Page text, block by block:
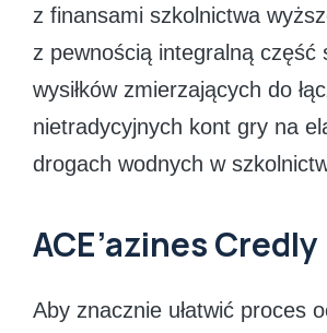
z finansami szkolnictwa
z pewnością integralną część
wysiłków zmierzających do
nietradycyjnych kont gry na
drogach wodnych w
ACE’azines Credly
Aby znacznie ułatwić proces